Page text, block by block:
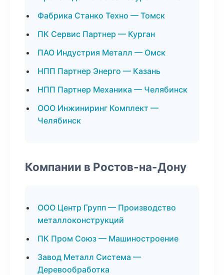
Фабрика Станко Техно — Томск
ПК Сервис Партнер — Курган
ПАО Индустрия Металл — Омск
НПП Партнер Энерго — Казань
НПП Партнер Механика — Челябинск
ООО Инжиниринг Комплект —
Челябинск
Компании в Ростов-на-Дону
ООО Центр Групп — Производство
металлоконструкций
ПК Пром Союз — Машиностроение
Завод Металл Система —
Деревообработка